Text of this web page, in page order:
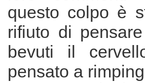
questo colpo è
rifiuto di
bevuti il
pensato a